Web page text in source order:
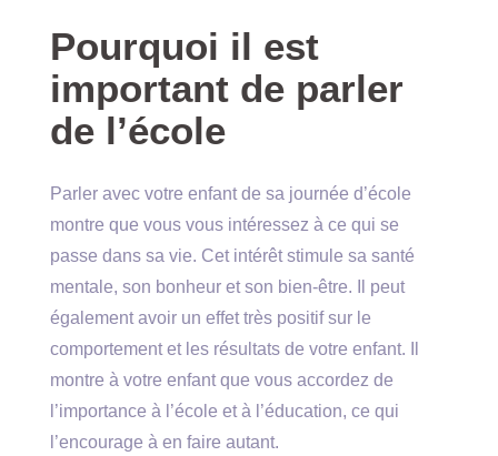
Pourquoi il est
important de parler
de l’école
Parler avec votre enfant de sa journée d’école
montre que vous vous intéressez à ce qui se
passe dans sa vie. Cet intérêt stimule sa santé
mentale, son bonheur et son bien-être. Il peut
également avoir un effet très positif sur le
comportement et les résultats de votre enfant. Il
montre à votre enfant que vous accordez de
l’importance à l’école et à l’éducation, ce qui
l’encourage à en faire autant.